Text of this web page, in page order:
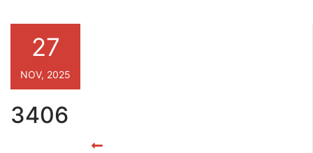
3406
27
NOV, 2025